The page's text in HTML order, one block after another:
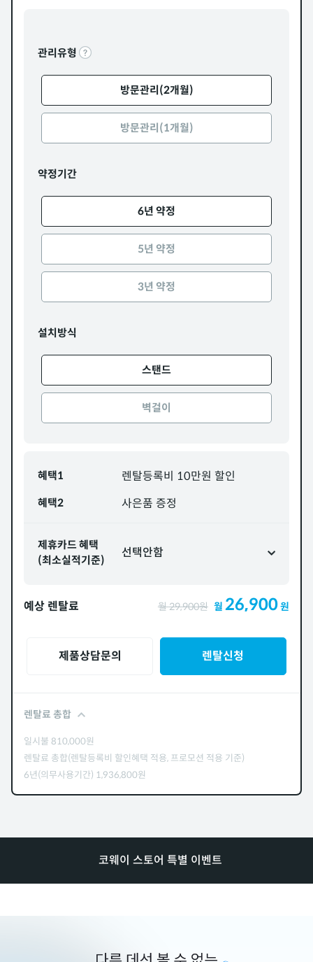
관리유형
방문관리(2개월)
방문관리(1개월)
약정기간
6년 약정
5년 약정
3년 약정
설치방식
스탠드
벽걸이
혜택1 렌탈등록비 10만원 할인
혜택2 사은품 증정
제휴카드 혜택
(최소실적기준)
선택안함
예상 렌탈료 월29,900원 월 26,900원
제품상담문의 렌탈신청
렌탈료 총합
일시불810,000원
렌탈료 총합(렌탈등록비 할인혜택 적용, 프로모션 적용 기준)
6년(의무사용기간) 1,936,800원
코웨이 스토어 특별 이벤트